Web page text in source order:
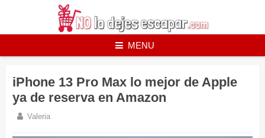
MENU
iPhone 13 Pro Max lo mejor de Apple
ya de reserva en Amazon
Valeria